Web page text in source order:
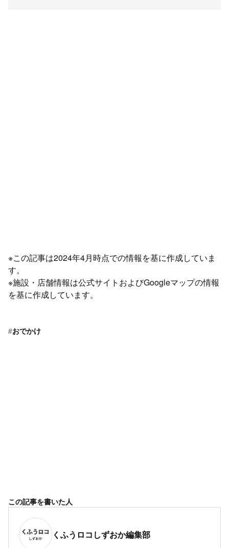
※この記事は2024年4月時点での情報を基に作成していま
す。
※施設・店舗情報は公式サイトおよびGoogleマップの情報
を基に作成しています。
#おでかけ
この記事を書いた人
くふうロコしずおか編集部